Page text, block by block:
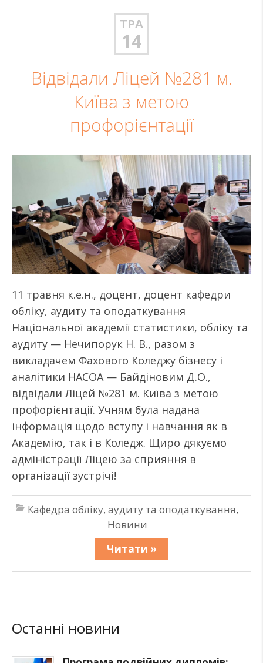
ТРА
14
Відвідали Ліцей №281 м.
Київа з метою
профорієнтації
11 травня к.е.н., доцент, доцент кафедри
обліку, аудиту та оподаткування
Національної академії статистики, обліку та
аудиту — Нечипорук Н. В., разом з
викладачем Фахового Коледжу бізнесу і
аналітики НАСОА — Байдіновим Д.О.,
відвідали Ліцей №281 м. Київа з метою
профорієнтації. Учням була надана
інформація щодо вступу і навчання як в
Академію, так і в Коледж. Щиро дякуємо
адміністрації Ліцею за сприяння в
організації зустрічі!
Кафедра обліку, аудиту та оподаткування,
Новини
Читати »
Останні новини